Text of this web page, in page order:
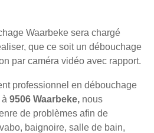
Waarbeke sera chargé
que ce soit un débouchage
par caméra vidéo avec rapport.
professionnel en débouchage
9506 Waarbeke, nous
de problèmes afin de
baignoire, salle de bain,